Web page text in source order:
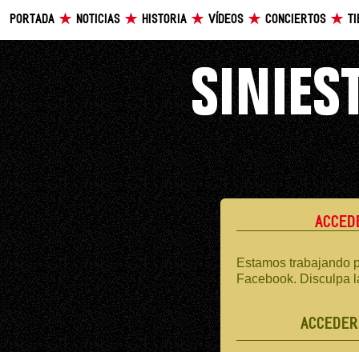
PORTADA NOTICIAS HISTORIA VÍDEOS CONCIERTOS
Estamos trabajando
Facebook. Disculpa